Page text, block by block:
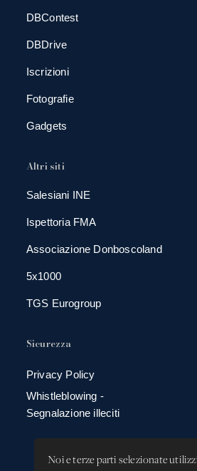
Noi e terze parti selezionate
DBContest
DBDrive
Iscrizioni
Fotografie
Gadgets
Altri siti
Salesiani INE
Ispettoria FMA
Associazione Donboscoland
5x1000
TGS Eurogroup
Sicurezza
Privacy Policy
Whistleblowing -
Segnalazione illeciti